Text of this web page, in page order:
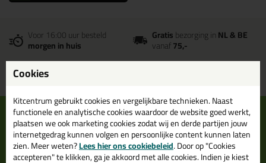
Voor 16:00 uur besteld
morgen in huis
Gratisbezorging inNL & BE
vanaf75,-
Grootste assortiment
uit voorraad leverbaar
Informatie
Tips en tricks
Keuzehulpen
Over ons
Wie wij zijn?
Vacatures bij kitcentrum.nl
Cookies
Kitcentrum gebruikt cookies en vergelijkbare technieken. Naast
functionele en analytische cookies waardoor de website goed werkt,
plaatsen we ook marketing cookies zodat wij en derde partijen jouw
internetgedrag kunnen volgen en persoonlijke content kunnen laten
zien. Meer weten?Lees hier ons cookiebeleid. Door op "Cookies
accepteren" te klikken, ga je akkoord met alle cookies. Indien je kiest